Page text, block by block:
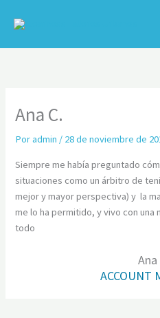
Ana C.
Poradmin / 28 de noviembre de
Siempre me había preguntado
situaciones como un árbitro de
mejor y mayor perspectiva) y la
me lo ha permitido, y vivo con una
todo
Ana
ACCOUNT